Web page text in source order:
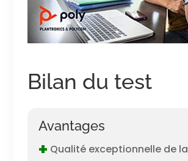
Bilan du test
Avantages
+ Qualité exceptionnelle de la